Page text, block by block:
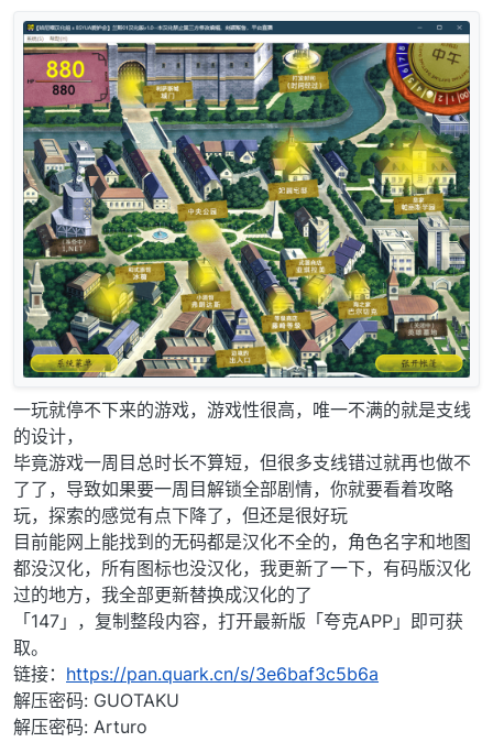
一玩就停不下来的游戏，游戏性很高，唯一不满的就是支线
的设计，
毕竟游戏一周目总时长不算短，但很多支线错过就再也做不
了了，导致如果要一周目解锁全部剧情，你就要看着攻略
玩，探索的感觉有点下降了，但还是很好玩
目前能网上能找到的无码都是汉化不全的，角色名字和地图
都没汉化，所有图标也没汉化，我更新了一下，有码版汉化
过的地方，我全部更新替换成汉化的了
「147」，复制整段内容，打开最新版「夸克APP」即可获
取。
链接： https://pan.quark.cn/s/3e6baf3c5b6a
解压密码: GUOTAKU
解压密码: Arturo